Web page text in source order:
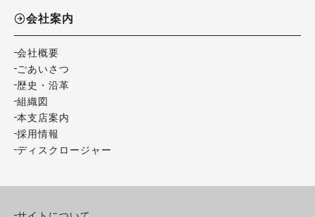
会社案内
会社概要
ごあいさつ
歴史・沿革
組織図
本支店案内
採用情報
ディスクロージャー